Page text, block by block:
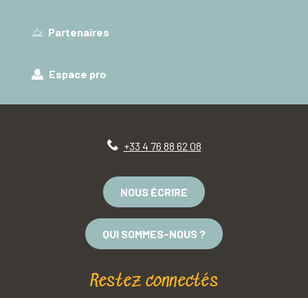
Partenaires
Espace pro
+33 4 76 88 62 08
NOUS ÉCRIRE
QUI SOMMES-NOUS ?
Restez connectés